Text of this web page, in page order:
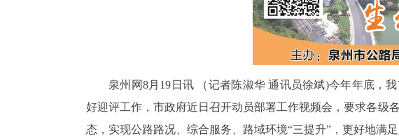
泉州网8月19日讯 （记者陈淑华 通讯员徐斌)今年年底，
好迎评工作，市政府近日召开动员部署工作视频会，要求各级
态，实现公路路况、综合服务、路域环境“三提升”，更好地满